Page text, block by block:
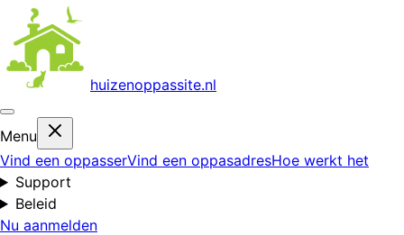
huizenoppassite.nl
Menu
Vind een oppasserVind een oppasadresHoe werkt het
Support
Beleid
Nu aanmelden